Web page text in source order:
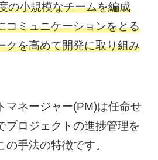
の小規模なチームを編成
コミュニケーションをとる
クを高めて開発に取り組み
マネージャー(PM)は任命せ
プロジェクトの進捗管理を
手法の特徴です。